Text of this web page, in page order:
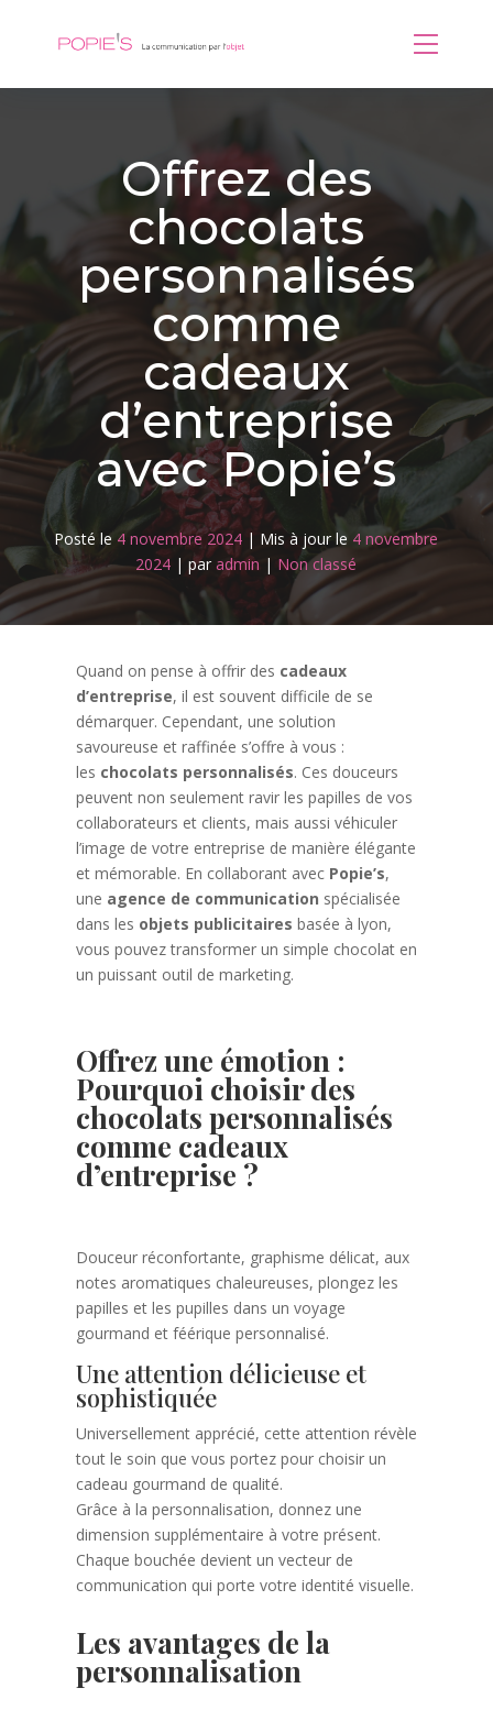
Offrez des
chocolats
personnalisés
comme
cadeaux
d’entreprise
avec Popie’s
Posté le 4 novembre 2024 | Mis à jour le 4 novembre
2024 |paradmin | Non classé
Quand on pense à offrir des cadeaux
d’entreprise, il est souvent difficile de se
démarquer. Cependant, une solution
savoureuse et raffinée s’offre à vous :
les chocolats personnalisés. Ces douceurs
peuvent non seulement ravir les papilles de vos
collaborateurs et clients, mais aussi véhiculer
l’image de votre entreprise de manière élégante
et mémorable. En collaborant avec Popie’s,
une agence de communication spécialisée
dans les objets publicitaires basée à lyon,
vous pouvez transformer un simple chocolat en
un puissant outil de marketing.
Offrez une émotion :
Pourquoi choisir des
chocolats personnalisés
comme cadeaux
d’entreprise ?
Douceur réconfortante, graphisme délicat, aux
notes aromatiques chaleureuses, plongez les
papilles et les pupilles dans un voyage
gourmand et féérique personnalisé.
Une attention délicieuse et
sophistiquée
Universellement apprécié, cette attention révèle
tout le soin que vous portez pour choisir un
cadeau gourmand de qualité.
Grâce à la personnalisation, donnez une
dimension supplémentaire à votre présent.
Chaque bouchée devient un vecteur de
communication qui porte votre identité visuelle.
Les avantages de la
personnalisation